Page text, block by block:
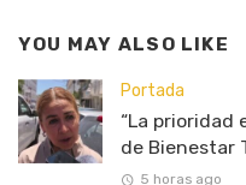
YOU MAY ALSO LIKE
Portada
“La prioridad
de Bienestar
5 horas ago